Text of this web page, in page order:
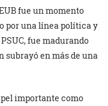
fue un momento
por una línea política y
fue madurando
subrayó en más de una
importante como